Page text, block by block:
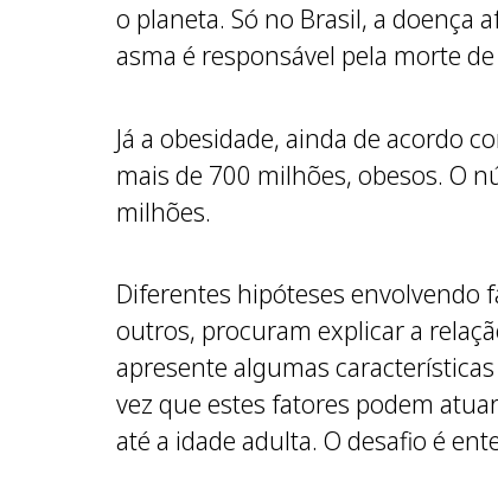
o planeta. Só no Brasil, a doença
asma é responsável pela morte
Já a obesidade, ainda de acordo
mais de 700 milhões, obesos. O
milhões.
Diferentes hipóteses envolvendo
outros, procuram explicar a
apresente algumas
vez que estes fatores podem
até a idade adulta. O desafio é